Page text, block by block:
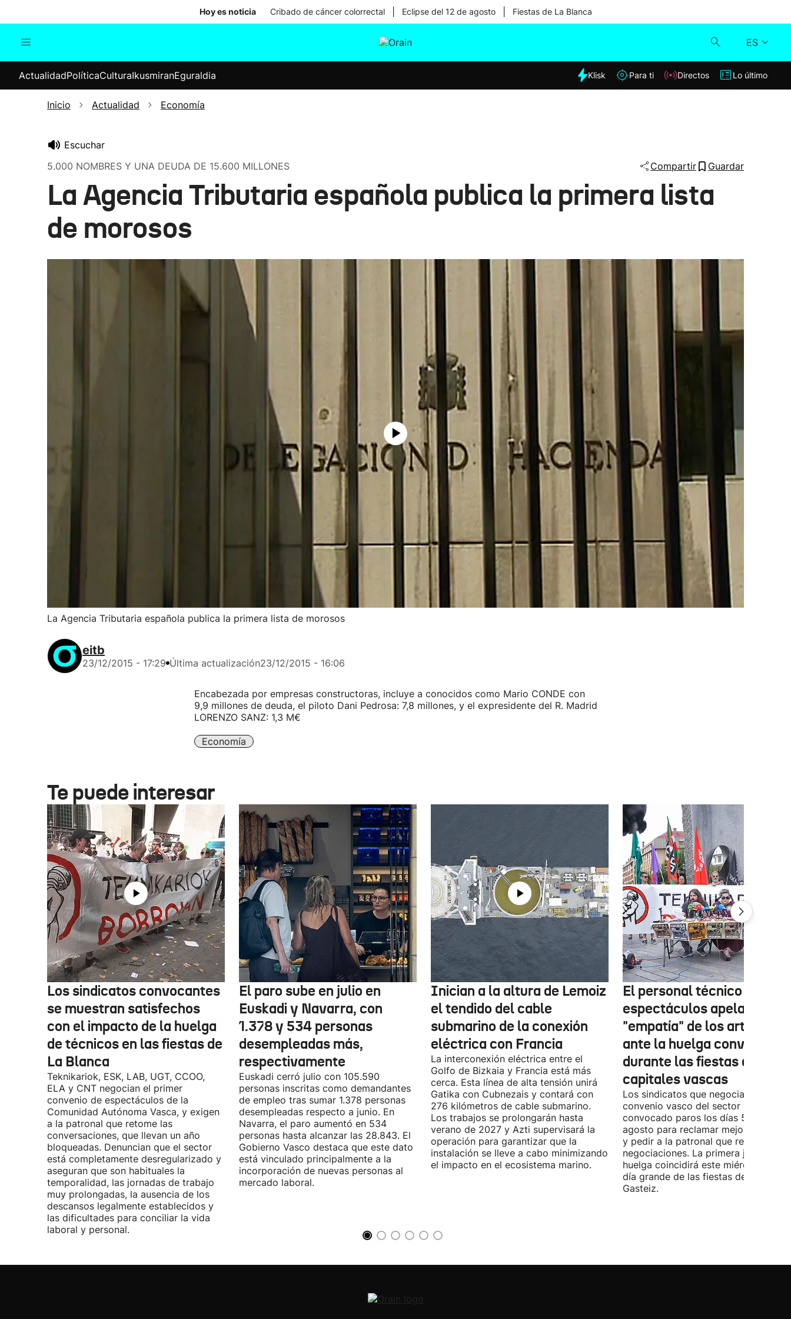
Hoy es noticia Cribado de cáncer colorrectal Eclipse del 12 de agosto Fiestas de La Blanca
ES
Internacional
Elecciones
Klisk
ActualidadPolíticaCulturaIkusmiranEguraldia Klisk Para ti Directos Lo último
Inicio Actualidad Economía
Escuchar
5.000 NOMBRES Y UNA DEUDA DE 15.600 MILLONES
Compartir Guardar
La Agencia Tributaria española publica la primera lista
de morosos
La Agencia Tributaria española publica la primera lista de morosos
eitb
23/12/2015 - 17:29 Última actualización23/12/2015 - 16:06
Encabezada por empresas constructoras, incluye a conocidos como Mario CONDE con
9,9 millones de deuda, el piloto Dani Pedrosa: 7,8 millones, y el expresidente del R. Madrid
LORENZO SANZ: 1,3 M€
Economía
Te puede interesar
Los sindicatos convocantes
se muestran satisfechos
con el impacto de la huelga
de técnicos en las fiestas de
La Blanca
Teknikariok, ESK, LAB, UGT, CCOO,
ELA y CNT negocian el primer
convenio de espectáculos de la
Comunidad Autónoma Vasca, y exigen
a la patronal que retome las
conversaciones, que llevan un año
bloqueadas. Denuncian que el sector
está completamente desregularizado y
aseguran que son habituales la
temporalidad, las jornadas de trabajo
muy prolongadas, la ausencia de los
descansos legalmente establecidos y
las dificultades para conciliar la vida
laboral y personal.
El paro sube en julio en
Euskadi y Navarra, con
1.378 y 534 personas
desempleadas más,
respectivamente
Euskadi cerró julio con 105.590
personas inscritas como demandantes
de empleo tras sumar 1.378 personas
desempleadas respecto a junio. En
Navarra, el paro aumentó en 534
personas hasta alcanzar las 28.843. El
Gobierno Vasco destaca que este dato
está vinculado principalmente a la
incorporación de nuevas personas al
mercado laboral.
Inician a la altura de Lemoiz
el tendido del cable
submarino de la conexión
eléctrica con Francia
La interconexión eléctrica entre el
Golfo de Bizkaia y Francia está más
cerca. Esta línea de alta tensión unirá
Gatika con Cubnezais y contará con
276 kilómetros de cable submarino.
Los trabajos se prolongarán hasta
verano de 2027 y Azti supervisará la
operación para garantizar que la
instalación se lleve a cabo minimizando
el impacto en el ecosistema marino.
El personal técnico de
espectáculos apela a la
"empatía" de los artistas
ante la huelga convocada
durante las fiestas de las
capitales vascas
Los sindicatos que negocian el
convenio vasco del sector han
convocado paros los días 5, 14 y 26
agosto para reclamar mejoras
y pedir a la patronal que retome las
negociaciones. La primera jornada de
huelga coincidirá este miércoles con
día grande de las fiestas de Vitoria-
Gasteiz.